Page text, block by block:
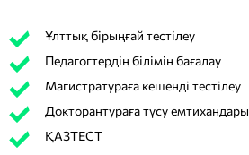
Ұлттық бірыңғай тестілеу
Педагогтердің білімін бағалау
Магистратураға кешенді тестілеу
Докторантураға түсу емтихандары
ҚАЗТЕСТ